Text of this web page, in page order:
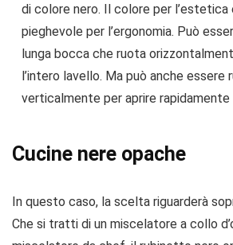
di colore nero. Il colore per l’estetica
pieghevole per l’ergonomia. Può
lunga bocca che ruota
l’intero lavello. Ma può anche essere
verticalmente per aprire rapidamente
Cucine nere opache
In questo caso, la scelta riguarderà
Che si tratti di un miscelatore a collo